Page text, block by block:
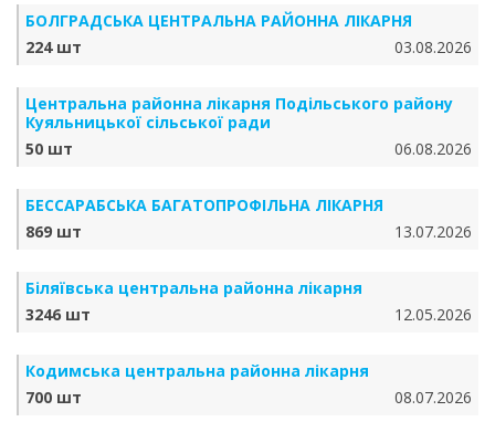
БОЛГРАДСЬКА ЦЕНТРАЛЬНА РАЙОННА ЛІКАРНЯ
224 шт
03.08.2026
Центральна районна лікарня Подільського району
Куяльницької сільської ради
50 шт
06.08.2026
БЕССАРАБСЬКА БАГАТОПРОФІЛЬНА ЛІКАРНЯ
869 шт
13.07.2026
Біляївська центральна районна лікарня
3246 шт
12.05.2026
Кодимська центральна районна лікарня
700 шт
08.07.2026